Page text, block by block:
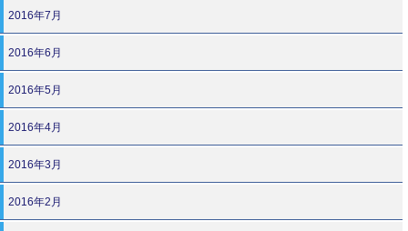
2016年7月
2016年6月
2016年5月
2016年4月
2016年3月
2016年2月